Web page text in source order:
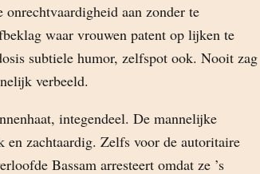
aan zonder te
waar vrouwen patent op lijken te
subtiele humor, zelfspot ook. Nooit zag
verbeeld.
integendeel. De mannelijke
en zachtaardig. Zelfs voor de autoritaire
Bassam arresteert omdat ze ’s